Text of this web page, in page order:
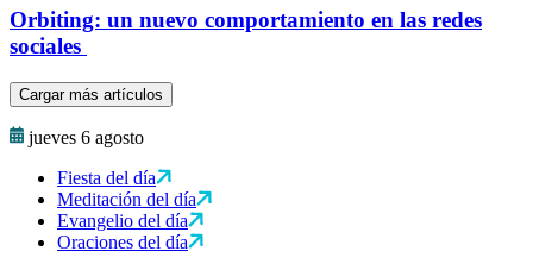
Orbiting: un nuevo comportamiento en las redes
sociales
Cargar más artículos
jueves 6 agosto
Fiesta del día
Meditación del día
Evangelio del día
Oraciones del día